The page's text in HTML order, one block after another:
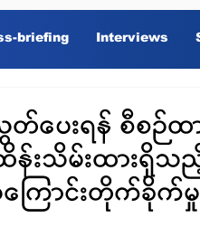
ပေးရန် စီစဉ်
န်းသိမ်းထားရှိသ
ကြောင်းတိုက်
briefing Interviews